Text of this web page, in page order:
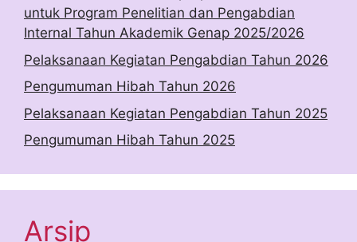
untuk Program Penelitian dan Pengabdian
Internal Tahun Akademik Genap 2025/2026
Pelaksanaan Kegiatan Pengabdian Tahun 2026
Pengumuman Hibah Tahun 2026
Pelaksanaan Kegiatan Pengabdian Tahun 2025
Pengumuman Hibah Tahun 2025
Arsip